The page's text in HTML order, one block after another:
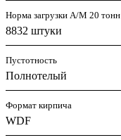
Норма загрузки А/М 20 тонн
8832 штуки
Пустотность
Полнотелый
Формат кирпича
WDF